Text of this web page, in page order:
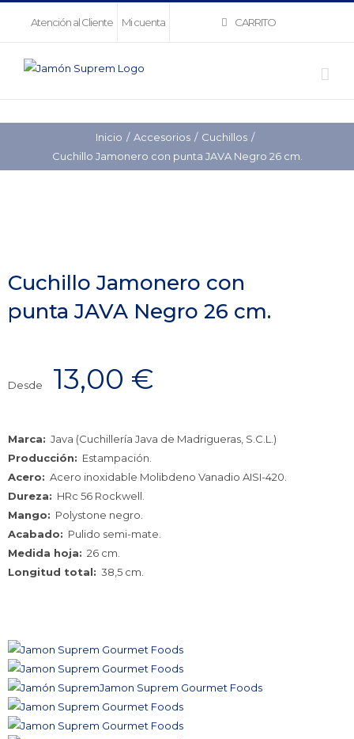
Atención al Cliente Mi cuenta CARRITO
Inicio Accesorios
Cuchillos
Cuchillo Jamonero con punta JAVA Negro 26 cm.
Cuchillo Jamonero con
punta JAVA Negro 26 cm.
Desde 13,00 €
Marca: Java (Cuchillería Java de Madrigueras, S.C.L.)
Producción: Estampación.
Acero: Acero inoxidable Molibdeno Vanadio AISI-420.
Dureza: HRc 56 Rockwell.
Mango: Polystone negro.
Acabado: Pulido semi-mate.
Medida hoja: 26 cm.
Longitud total: 38,5 cm.